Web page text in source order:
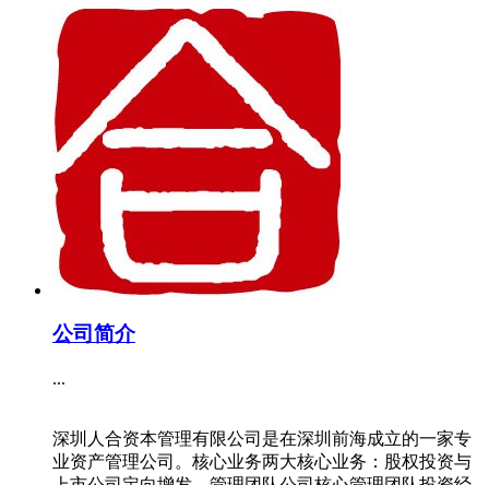
公司简介
...
深圳人合资本管理有限公司是在深圳前海成立的一家专
业资产管理公司。核心业务两大核心业务：股权投资与